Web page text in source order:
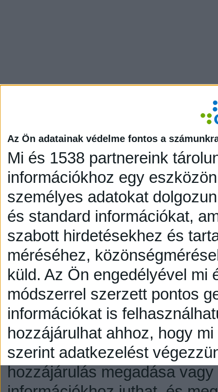
Az Ön adatainak védelme fontos a
Mi és 1538 partnereink
információkhoz egy
személyes adatokat
és standard információkat,
szabott hirdetésekhez és
méréséhez,
küld. Az Ön engedélyével mi
módszerrel szerzett pontos
információkat is
hozzájárulhat ahhoz, hogy
szerint adatkezelést
hozzájárulás megadása